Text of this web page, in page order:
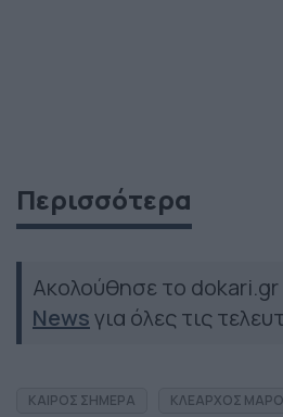
Περισσότερα
Ακολούθησε το
Newsγια όλες τις
ΚΑΙΡΟΣ ΣΗΜΕΡΑ ΚΛΕΑΡΧΟΣ